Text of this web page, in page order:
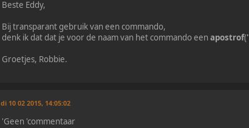
Beste Eddy,
Bij transparant gebruik van een commando,
denk ik dat dat je voor de naam van het commando eenapostrof('
Groetjes, Robbie.
di 10 02 2015, 14:05:02
'Geen 'commentaar